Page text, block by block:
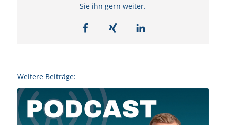
Sie ihn gern weiter.
Weitere Beiträge: